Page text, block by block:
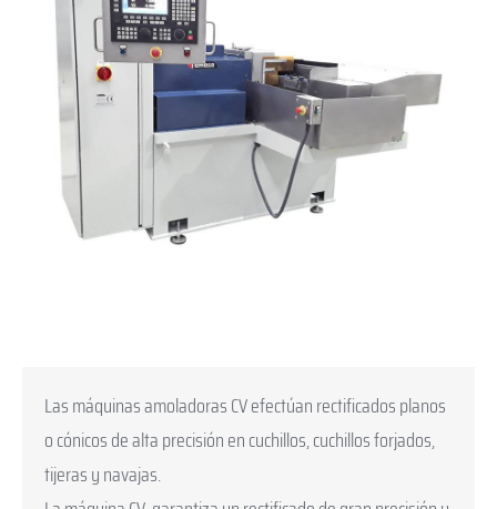
Las máquinas amoladoras CV efectúan rectificados planos
o cónicos de alta precisión en cuchillos, cuchillos forjados,
tijeras y navajas.